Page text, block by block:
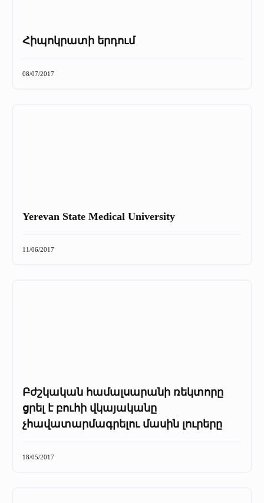
Հիպոկրատի երդում
08/07/2017
Yerevan State Medical University
11/06/2017
Բժշկական համալսարանի ռեկտորը
ցրել է բուհի վկայականը
չհավատարմագրելու մասին լուրերը
18/05/2017